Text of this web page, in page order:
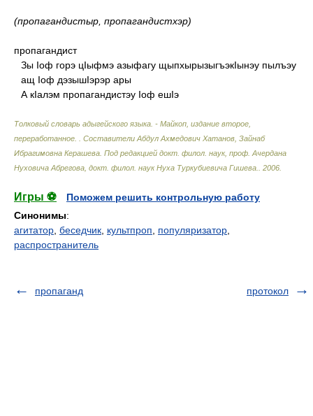
(пропагандистыр, пропагандистхэр)
пропагандист
Зы Iоф горэ цIыфмэ азыфагу щыпхырызыгъэкIынэу пылъэу
ащ Iоф дэзышIэрэр ары
А кIалэм пропагандистэу Iоф ешIэ
Толковый словарь адыгейского языка. - Майкоп, издание второе,
переработанное.
Составители Абдул Ахмедович Хатанов, Зайнаб
Ибрагимовна Керашева. Под редакцией докт. филол. наук, проф. Ачердана
Нуховича Абрегова, докт. филол. наук Нуха Туркубиевича Гишева.
2006
Игры ⚽
Поможем решить контрольную работу
Синонимы:
агитатор беседчик культпроп популяризатор
распространитель
пропаганд протокол